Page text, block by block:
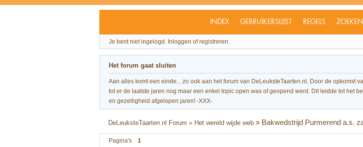
INDEX GEBRUIKERSLIJST REGELS ZOEKEN
Je bent niet ingelogd. Inloggen of registreren.
Het forum gaat sluiten
Aan alles komt een einde... zo ook aan het forum van DeLeuksteTaarten.nl. Door de opkomst
tot er de laatste jaren nog maar een enkel topic open was of geopend werd. Dit leidde tot het
en gezelligheid afgelopen jaren! -XXX-
DeLeuksteTaarten.nl Forum » Het wereld wijde web » Bakwedstrijd Purmerend a.s.
Pagina's 1